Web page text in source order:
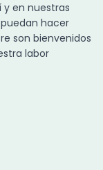
en nuestras
hacer
son bienvenidos
labor